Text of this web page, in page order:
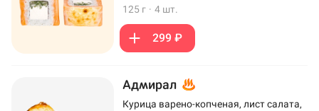
125 г · 4 шт.
299 ₽
Адмирал
Курица варено-копченая, лист салата,